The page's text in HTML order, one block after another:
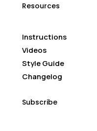
Resources
Instructions
Videos
Style Guide
Changelog
Subscribe